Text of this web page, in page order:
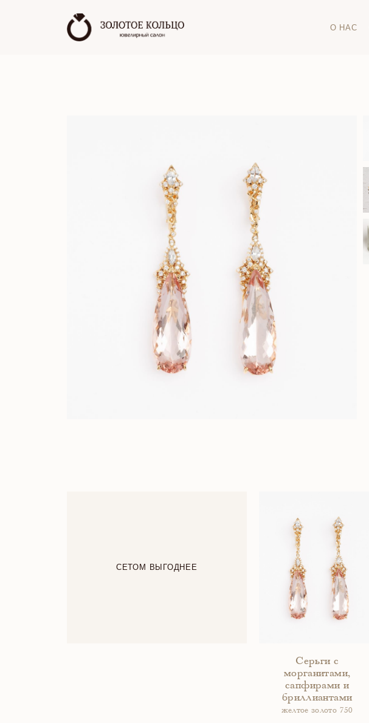
О НАС
СЕТОМ ВЫГОДНЕЕ
Серьги с
морганитами,
сапфирами и
бриллиантами
желтое золото 750